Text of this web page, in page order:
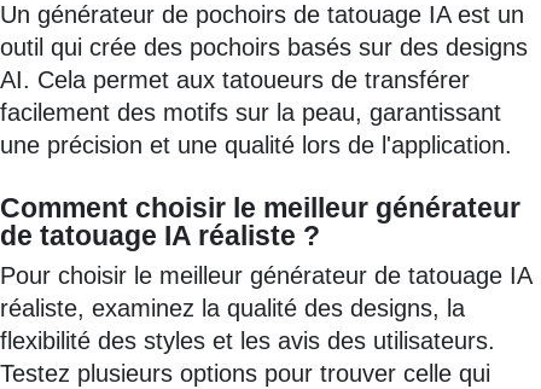
Un générateur de pochoirs de tatouage IA est un
outil qui crée des pochoirs basés sur des designs
AI. Cela permet aux tatoueurs de transférer
facilement des motifs sur la peau, garantissant
une précision et une qualité lors de l'application.
Comment choisir le meilleur générateur
de tatouage IA réaliste ?
Pour choisir le meilleur générateur de tatouage IA
réaliste, examinez la qualité des designs, la
flexibilité des styles et les avis des utilisateurs.
Testez plusieurs options pour trouver celle qui